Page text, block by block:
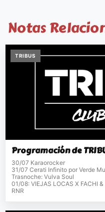
Notas
TRIBUS
Programación de
30/07 Karaorocker
31/07 Cerati Infinito por Verde
Trasnoche: Vulva Soul
01/08: VIEJAS LOCAS X FACHI
RNR